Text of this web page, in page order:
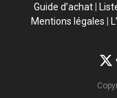
Guide d’achat
Mentions légales